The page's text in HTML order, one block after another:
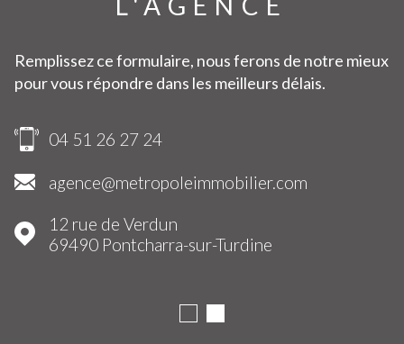
Remplissez ce formulaire, nous ferons de notre mieux
pour vous répondre dans les meilleurs délais.
04 51 26 27 24
agence@metropoleimmobilier.com
12 rue de Verdun
69490
Pontcharra-sur-Turdine